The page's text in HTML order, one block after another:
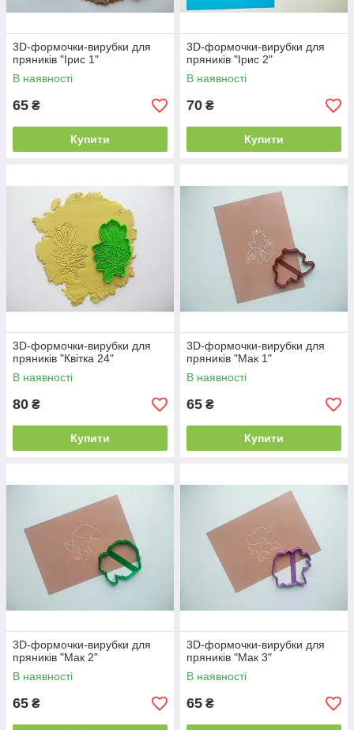
3D-формочки-вирубки для
пряників "Ірис 1"
В наявності
65 ₴
Купити
3D-формочки-вирубки для
пряників "Ірис 2"
В наявності
70 ₴
Купити
3D-формочки-вирубки для
пряників "Квітка 24"
В наявності
80 ₴
Купити
3D-формочки-вирубки для
пряників "Мак 1"
В наявності
65 ₴
Купити
3D-формочки-вирубки для
пряників "Мак 2"
В наявності
65 ₴
3D-формочки-вирубки для
пряників "Мак 3"
В наявності
65 ₴